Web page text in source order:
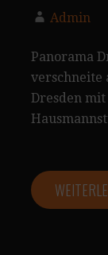
Admin
Panorama
verschneite
Dresden